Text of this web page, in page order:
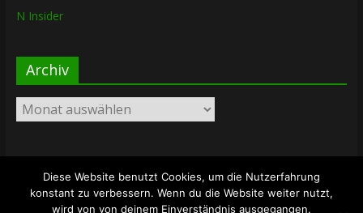
N Insider
Archiv
Archiv
Copyright © 2026The Lost Dungeon. Alle Rechte vorbehalten.
Theme: ColorMag vonThemeGrill. Bereitgestellt von
Diese Website benutzt Cookies, um die Nutzerfahrung
konstant zu verbessern. Wenn du die Website weiter nutzt,
wird von von deinem Einverständnis ausgegangen.